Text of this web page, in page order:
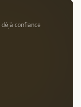
confiance